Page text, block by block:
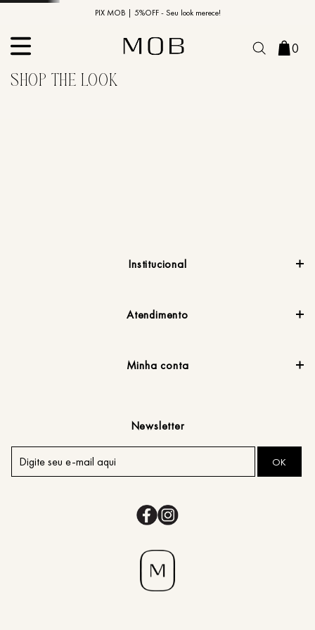
PIX MOB | 5%OFF - Seu look merece!
10% OFF na primeira compra | Cupom: BEMVINDO10*
0
Institucional
Atendimento
Minha conta
Newsletter
OK